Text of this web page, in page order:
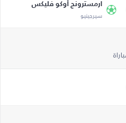
ارمسترونج أوكو فليكس
سيرجينيو